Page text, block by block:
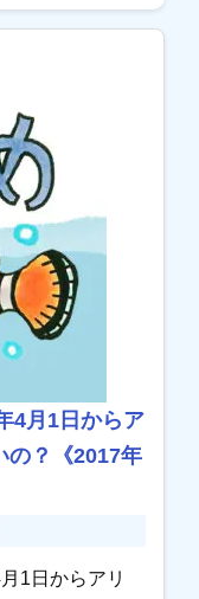
4月1日からア
の？《2017年
1日からアリ